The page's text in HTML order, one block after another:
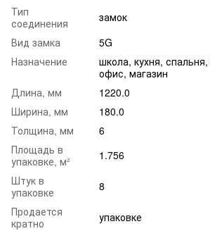
Тип
соединения
замок
Вид замка
5G
Назначение
школа, кухня, спальня,
офис, магазин
Длина, мм
1220.0
Ширина, мм
180.0
Толщина, мм
6
Площадь в
упаковке, м²
1.756
Штук в
упаковке
8
Продается
кратно
упаковке